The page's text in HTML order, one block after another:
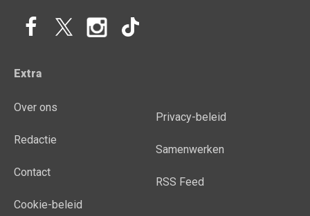
Extra
Over ons
Redactie
Contact
Cookie-beleid
Privacy-beleid
Samenwerken
RSS Feed